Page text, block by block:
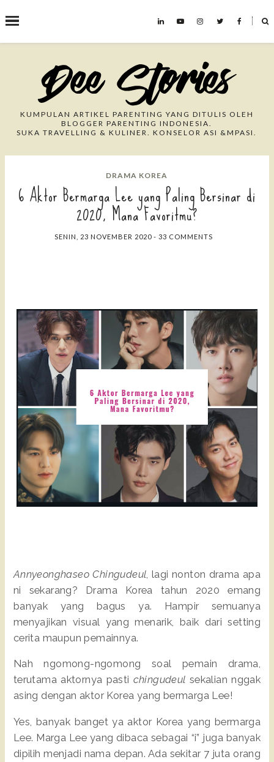
˟
Search This Blog
KUMPULAN ARTIKEL PARENTING YANG DITULIS OLEH
BLOGGER PARENTING INDONESIA.
SUKA TRAVELLING & KULINER. KONSELOR ASI &MPASI.
DRAMA KOREA
6 Aktor Bermarga Lee yang Paling Bersinar di
2020, Mana Favoritmu?
SENIN, 23 NOVEMBER 2020 - 33 COMMENTS
Annyeonghaseo Chingudeul , lagi nonton drama apa
ni sekarang? Drama Korea tahun 2020 emang
banyak yang bagus ya. Hampir semuanya
menyajikan visual yang menarik, baik dari setting
cerita maupun pemainnya.
Nah ngomong-ngomong soal pemain drama,
terutama aktornya pasti chingudeul sekalian nggak
asing dengan aktor Korea yang bermarga Lee!
Yes, banyak banget ya aktor Korea yang bermarga
Lee. Marga Lee yang dibaca sebagai “i” juga banyak
dipilih menjadi nama depan. Ada sekitar 7 juta orang